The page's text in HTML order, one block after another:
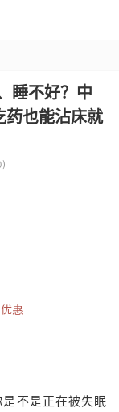
睡不好？中
药也能沾床就
)
惠
不是正在被失眠